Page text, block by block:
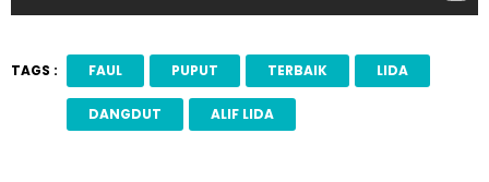
TAGS : FAUL PUPUT TERBAIK LIDA
DANGDUT ALIF LIDA